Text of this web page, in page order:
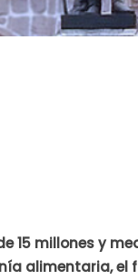
15 millones y
alimentaria, el